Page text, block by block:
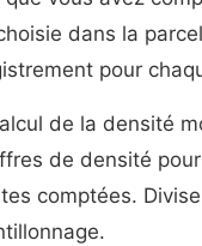
dans la
pour
de la densité
de densité
comptées.